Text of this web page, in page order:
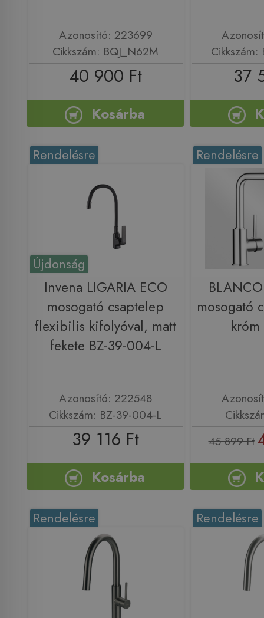
Azonosító: 223699
Cikkszám: BQJ_N62M
40 900 Ft
Kosárba
37
Újdonság
Rendelésre
Invena LIGARIA ECO
mosogató csaptelep
flexibilis kifolyóval, matt
fekete BZ-39-004-L
Azonosító: 222548
Cikkszám: BZ-39-004-L
39 116 Ft
Kosárba
Rendelésre
mosogató
45 899 Ft
Rendelésre Rendelésre